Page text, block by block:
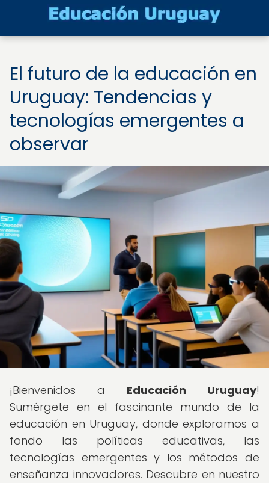
El futuro de la educación en
Uruguay: Tendencias y
tecnologías emergentes a
observar
¡Bienvenidos a Educación Uruguay!
Sumérgete en el fascinante mundo de la
educación en Uruguay, donde exploramos a
fondo las políticas educativas, las
tecnologías emergentes y los métodos de
enseñanza innovadores. Descubre en nuestro